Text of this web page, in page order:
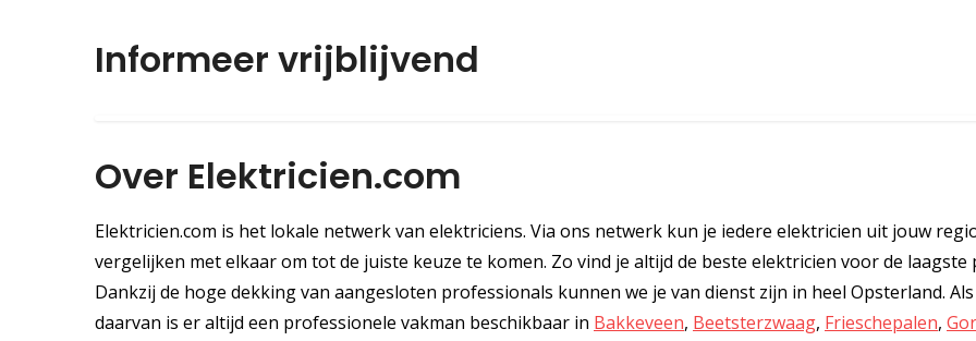
Informeer vrijblijvend
Over Elektricien.com
Elektricien.com is het lokale netwerk van elektriciens. Via ons netwerk kun je iedere elektricien uit jouw
vergelijken met elkaar om tot de juiste keuze te komen. Zo vind je altijd de beste elektricien voor de laagste
Dankzij de hoge dekking van aangesloten professionals kunnen we je van dienst zijn in heel Opsterland.
daarvan is er altijd een professionele vakman beschikbaar in Bakkeveen, Beetsterzwaag, Frieschepalen,